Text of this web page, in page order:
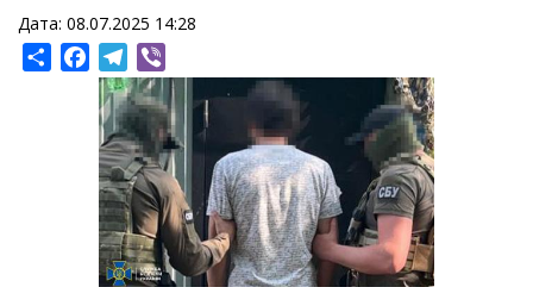
Дата: 08.07.2025 14:28
ShareFacebookTelegram